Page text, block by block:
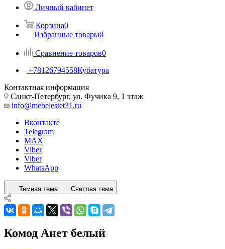
Личный кабинет
Корзина0
Избранные товары0
Сравнение товаров0
+78126794558Кубатура
Контактная информация
Санкт-Петербург, ул. Фучика 9, 1 этаж
info@mebelestet31.ru
Вконтакте
Telegram
MAX
Viber
Viber
WhatsApp
Темная тема Светлая тема
Комод Анет белый